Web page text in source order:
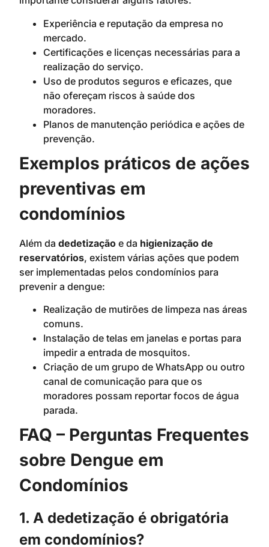
Experiência e reputação da empresa no
mercado.
Certificações e licenças necessárias para a
realização do serviço.
Uso de produtos seguros e eficazes, que
não ofereçam riscos à saúde dos
moradores.
Planos de manutenção periódica e ações de
prevenção.
Exemplos práticos de ações
preventivas em
condomínios
Além da dedetização e da higienização de
reservatórios, existem várias ações que podem
ser implementadas pelos condomínios para
prevenir a dengue:
Realização de mutirões de limpeza nas áreas
comuns.
Instalação de telas em janelas e portas para
impedir a entrada de mosquitos.
Criação de um grupo de WhatsApp ou outro
canal de comunicação para que os
moradores possam reportar focos de água
parada.
FAQ – Perguntas Frequentes
sobre Dengue em
Condomínios
1. A dedetização é obrigatória
em condomínios?